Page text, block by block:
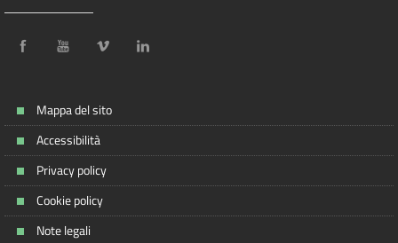
Mappa del sito
Accessibilità
Privacy policy
Cookie policy
Note legali